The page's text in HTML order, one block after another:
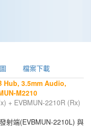
檔案下載
Hub, 3.5mm Audio,
M2210
+ EVBMUN-2210R (Rx)
射端(EVBMUN-2210L) 與